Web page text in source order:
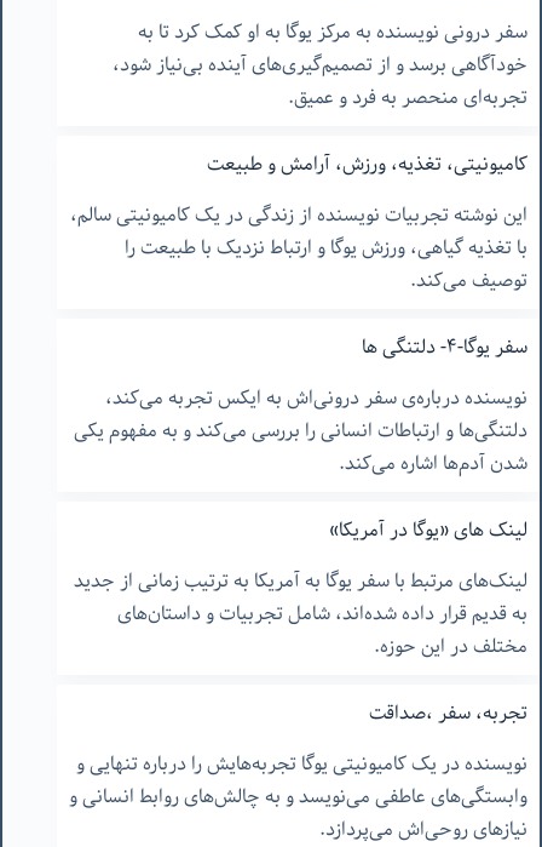
سفر درونی نویسنده به مرکز یوگا به او کمک کرد تا به
خودآگاهی برسد و از تصمیم‌گیری‌های آینده بی‌نیاز شود،
تجربه‌ای منحصر به فرد و عمیق.
کامیونیتی، تغذیه، ورزش، آرامش و طبیعت
این نوشته تجربیات نویسنده از زندگی در یک کامیونیتی سالم،
با تغذیه گیاهی، ورزش یوگا و ارتباط نزدیک با طبیعت را
توصیف می‌کند.
سفر یوگا-۴- دلتنگی ها
نویسنده درباره‌ی سفر درونی‌اش به ایکس تجربه می‌کند،
دلتنگی‌ها و ارتباطات انسانی را بررسی می‌کند و به مفهوم یکی
شدن آدم‌ها اشاره می‌کند.
لینک های «یوگا در آمریکا»
لینک‌های مرتبط با سفر یوگا به آمریکا به ترتیب زمانی از جدید
به قدیم قرار داده شده‌اند، شامل تجربیات و داستان‌های
مختلف در این حوزه.
تجربه، سفر ،صداقت
نویسنده در یک کامیونیتی یوگا تجربه‌هایش را درباره تنهایی و
وابستگی‌های عاطفی می‌نویسد و به چالش‌های روابط انسانی و
نیازهای روحی‌اش می‌پردازد.